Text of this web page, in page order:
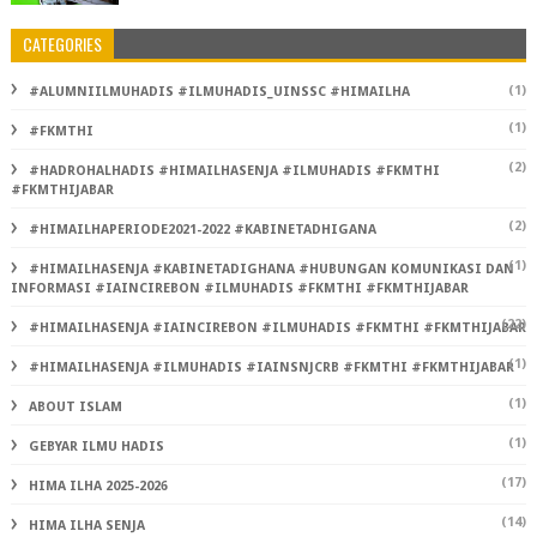
CATEGORIES
#ALUMNIILMUHADIS #ILMUHADIS_UINSSC #HIMAILHA (1)
#FKMTHI (1)
#HADROHALHADIS #HIMAILHASENJA #ILMUHADIS #FKMTHI
#FKMTHIJABAR
(2)
#HIMAILHAPERIODE2021-2022 #KABINETADHIGANA (2)
#HIMAILHASENJA #KABINETADIGHANA #HUBUNGAN KOMUNIKASI DAN
INFORMASI #IAINCIREBON #ILMUHADIS #FKMTHI #FKMTHIJABAR
(1)
#HIMAILHASENJA #IAINCIREBON #ILMUHADIS #FKMTHI #FKMTHIJABAR
(22)
#HIMAILHASENJA #ILMUHADIS #IAINSNJCRB #FKMTHI #FKMTHIJABAR(1)
ABOUT ISLAM (1)
GEBYAR ILMU HADIS (1)
HIMA ILHA 2025-2026 (17)
HIMA ILHA SENJA (14)